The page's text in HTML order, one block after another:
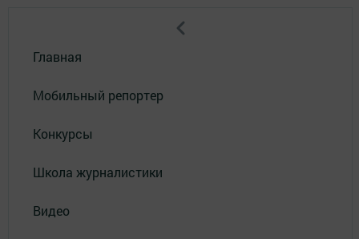
Главная
Мобильный репортер
Конкурсы
Школа журналистики
Видео